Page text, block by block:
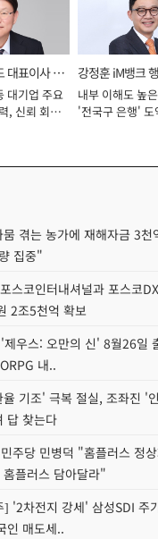
대표이사 사
대기업 주요
, 신뢰 회복
강정훈 iM뱅크
내부 이해도 높
'전국구 은행' 도
겪는 농가에 재해자금 3천
집중"
스코인터내셔널과 포스코
2조5천억 확보
우스: 오만의 신' 8월26일
내..
기조' 극복 절실, 조좌진 '
답 찾는다
주당 민병덕 "홈플러스 정
플러스 담아달라"
] '2차전지 강세' 삼성SDI 주
인 매도세..